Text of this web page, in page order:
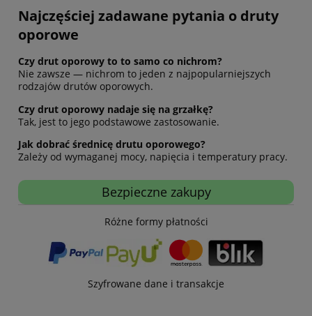
Najczęściej zadawane pytania o druty
oporowe
Czy drut oporowy to to samo co nichrom?
Nie zawsze — nichrom to jeden z najpopularniejszych
rodzajów drutów oporowych.
Czy drut oporowy nadaje się na grzałkę?
Tak, jest to jego podstawowe zastosowanie.
Jak dobrać średnicę drutu oporowego?
Zależy od wymaganej mocy, napięcia i temperatury pracy.
Bezpieczne zakupy
Różne formy płatności
Szyfrowane dane i transakcje